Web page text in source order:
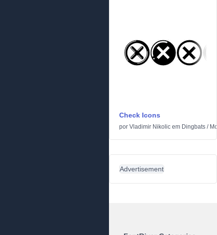
Check Icons
por Vladimir Nikolic em Dingbats /
Advertisement